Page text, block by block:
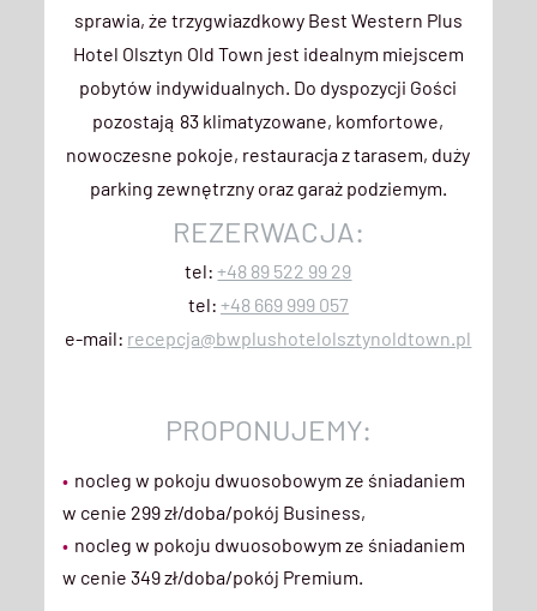
sprawia, że trzygwiazdkowy Best Western Plus
Hotel Olsztyn Old Town jest idealnym miejscem
pobytów indywidualnych. Do dyspozycji Gości
pozostają 83 klimatyzowane, komfortowe,
nowoczesne pokoje, restauracja z tarasem, duży
parking zewnętrzny oraz garaż podziemym.
REZERWACJA:
tel:+48 89 522 99 29
tel: +48 669 999 057
e-mail: recepcja@bwplushotelolsztynoldtown.pl
CONTENTPROPONUJEMY:
nocleg w pokoju dwuosobowym ze śniadaniem
w cenie 299 zł/doba/pokój Business,
nocleg w pokoju dwuosobowym ze śniadaniem
w cenie 349 zł/doba/pokój Premium.